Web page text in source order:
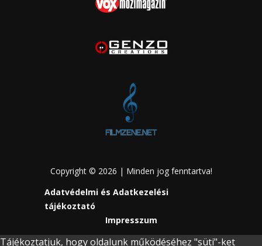
Copyright © 2026 | Minden jog fenntartva!
Adatvédelmi és Adatkezelési
tájékoztató
Impresszum
Tájékoztatjuk, hogy oldalunk működéséhez "süti"-ket